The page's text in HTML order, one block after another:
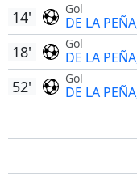
Gol
DE LA
14'
Gol
DE LA
18'
Gol
DE LA
52'